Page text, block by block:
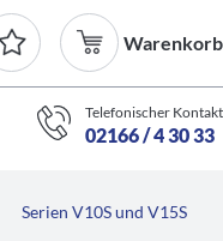
Warenkorb
Telefonischer Kontakt
02166 / 4 30 33
Serien V10S und V15S